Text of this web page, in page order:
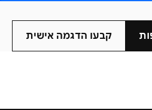
קבעו הדגמה אישית